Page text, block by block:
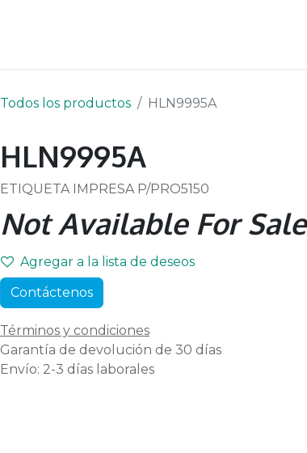
Todos los productos HLN9995A
HLN9995A
ETIQUETA IMPRESA P/PRO5150
Not Available For Sale
Agregar a la lista de deseos
Contáctenos
Términos y condiciones
Garantía de devolución de 30 días
Envío: 2-3 días laborales